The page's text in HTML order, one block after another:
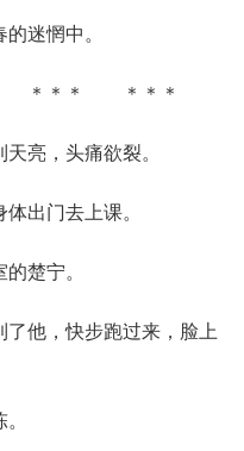
迷惘中。
＊＊＊
亮，头痛欲裂。
出门去上课。
楚宁。
他，快步跑过来，脸上